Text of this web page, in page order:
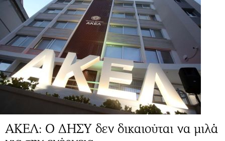
ΑΚΕΛ: Ο ΔΗΣΥ δεν δικαιούται να μιλά